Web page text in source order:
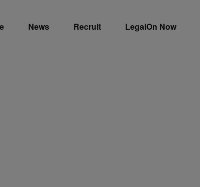
News Recruit LegalOn Now